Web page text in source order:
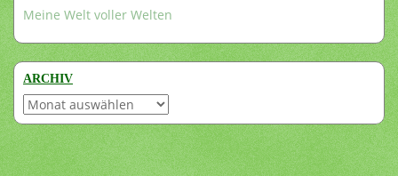
Meine Welt voller Welten
ARCHIV
Archiv